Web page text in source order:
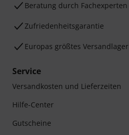
Beratung durch Fachexperten
Zufriedenheitsgarantie
Europas größtes Versandlager
Service
Versandkosten und Lieferzeiten
Hilfe-Center
Gutscheine